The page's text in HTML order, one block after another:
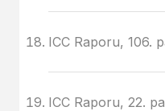
ICC Raporu, 106.
ICC Raporu, 22.